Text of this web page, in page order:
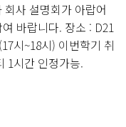
사 설명회가 아랍어
바랍니다. 장소 : D21
시~18시) 이번학기 취
1시간 인정가능.